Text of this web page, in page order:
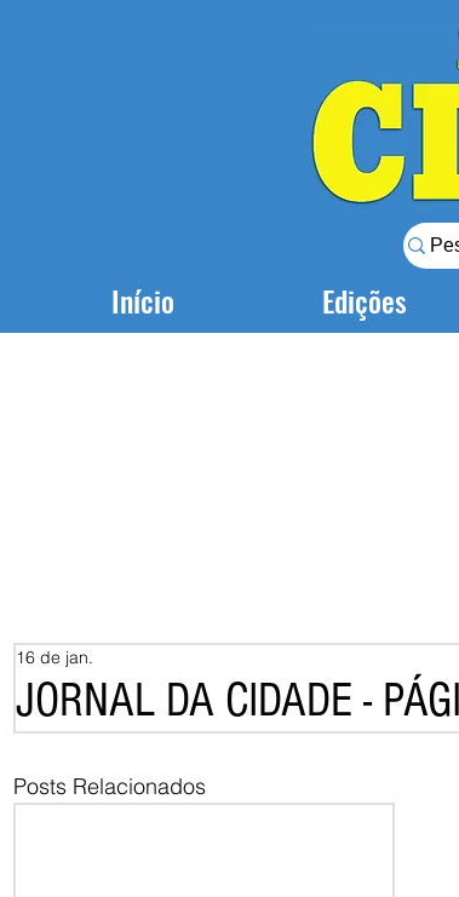
Início Edições
JORNAL DA CIDADE -
16 de jan.
Posts Relacionados